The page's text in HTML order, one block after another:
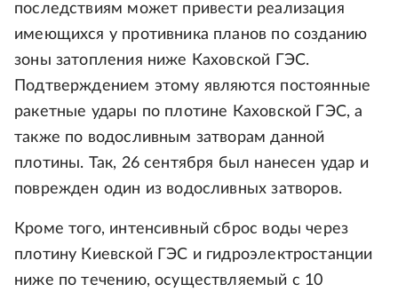
последствиям может привести реализация
имеющихся у противника планов по созданию
зоны затопления ниже Каховской ГЭС.
Подтверждением этому являются постоянные
ракетные удары по плотине Каховской ГЭС, а
также по водосливным затворам данной
плотины. Так, 26 сентября был нанесен удар и
поврежден один из водосливных затворов.
Кроме того, интенсивный сброс воды через
плотину Киевской ГЭС и гидроэлектростанции
ниже по течению, осуществляемый с 10